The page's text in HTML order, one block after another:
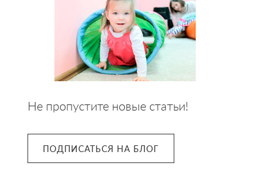
Не пропустите новые статьи!
ПОДПИСАТЬСЯ НА БЛОГ